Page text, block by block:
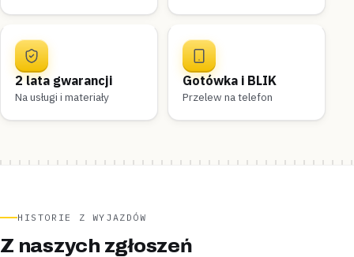
2 lata gwarancji
Na usługi i materiały
Gotówka i BLIK
Przelew na telefon
HISTORIE Z WYJAZDÓW
Z naszych zgłoszeń